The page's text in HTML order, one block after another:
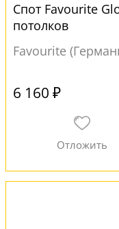
Спот Favourite
потолков
Favourite
6 160 ₽